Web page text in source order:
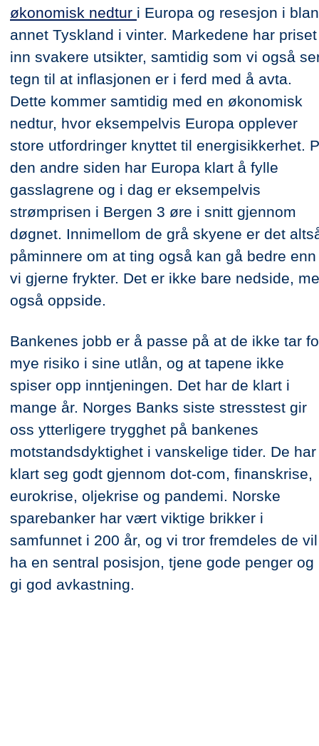
økonomisk nedtur i Europa og resesjon i
annet Tyskland i vinter. Markedene har priset
inn svakere utsikter, samtidig som vi også
tegn til at inflasjonen er i ferd med å avta.
Dette kommer samtidig med en økonomisk
nedtur, hvor eksempelvis Europa opplever
store utfordringer knyttet til energisikkerhet.
den andre siden har Europa klart å fylle
gasslagrene og i dag er eksempelvis
strømprisen i Bergen 3 øre i snitt gjennom
døgnet. Innimellom de grå skyene er det
påminnere om at ting også kan gå bedre enn
vi gjerne frykter. Det er ikke bare nedside,
også oppside.
Bankenes jobb er å passe på at de ikke tar
mye risiko i sine utlån, og at tapene ikke
spiser opp inntjeningen. Det har de klart i
mange år. Norges Banks siste stresstest gir
oss ytterligere trygghet på bankenes
motstandsdyktighet i vanskelige tider. De har
klart seg godt gjennom dot-com, finanskrise,
eurokrise, oljekrise og pandemi. Norske
sparebanker har vært viktige brikker i
samfunnet i 200 år, og vi tror fremdeles de vil
ha en sentral posisjon, tjene gode penger og
gi god avkastning.